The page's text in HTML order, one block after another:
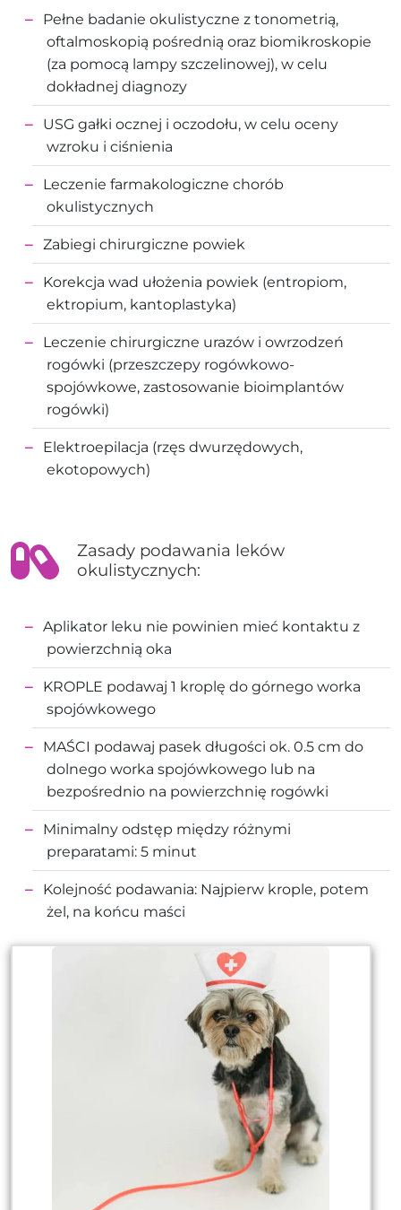
Pełne badanie okulistyczne z tonometrią,
oftalmoskopią pośrednią oraz biomikroskopie
(za pomocą lampy szczelinowej), w celu
dokładnej diagnozy
USG gałki ocznej i oczodołu, w celu oceny
wzroku i ciśnienia
Leczenie farmakologiczne chorób
okulistycznych
Zabiegi chirurgiczne powiek
Korekcja wad ułożenia powiek (entropiom,
ektropium, kantoplastyka)
Leczenie chirurgiczne urazów i owrzodzeń
rogówki (przeszczepy rogówkowo-
spojówkowe, zastosowanie bioimplantów
rogówki)
Elektroepilacja (rzęs dwurzędowych,
ekotopowych)
Zasady podawania leków
okulistycznych:
Aplikator leku nie powinien mieć kontaktu z
powierzchnią oka
KROPLE podawaj 1 kroplę do górnego worka
spojówkowego
MAŚCI podawaj pasek długości ok. 0.5 cm do
dolnego worka spojówkowego lub na
bezpośrednio na powierzchnię rogówki
Minimalny odstęp między różnymi
preparatami: 5 minut
Kolejność podawania: Najpierw krople, potem
żel, na końcu maści